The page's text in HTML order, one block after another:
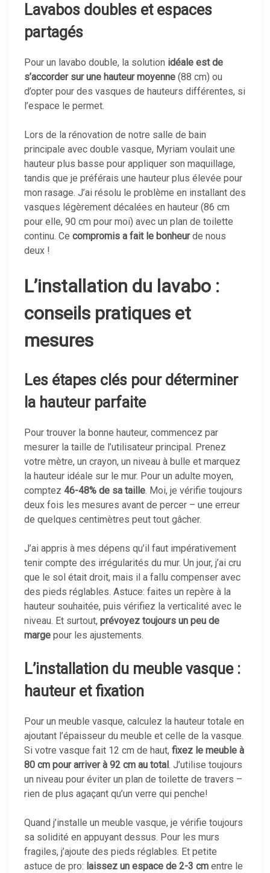
Lavabos doubles et espaces
partagés
Pour un lavabo double, la solution idéale est de
s’accorder sur une hauteur moyenne (88 cm) ou
d’opter pour des vasques de hauteurs différentes, si
l’espace le permet.
Lors de la rénovation de notre salle de bain
principale avec double vasque, Myriam voulait une
hauteur plus basse pour appliquer son maquillage,
tandis que je préférais une hauteur plus élevée pour
mon rasage. J’ai résolu le problème en installant des
vasques légèrement décalées en hauteur (86 cm
pour elle, 90 cm pour moi) avec un plan de toilette
continu. Ce compromis a fait le bonheurde nous
deux !
L’installation du lavabo :
conseils pratiques et
mesures
Les étapes clés pour déterminer
la hauteur parfaite
Pour trouver la bonne hauteur, commencez par
mesurer la taille de l’utilisateur principal. Prenez
votre mètre, un crayon, un niveau à bulle et marquez
la hauteur idéale sur le mur. Pour un adulte moyen,
comptez 46-48% de sa taille. Moi, je vérifie toujours
deux fois les mesures avant de percer – une erreur
de quelques centimètres peut tout gâcher.
J’ai appris à mes dépens qu’il faut impérativement
tenir compte des irrégularités du mur. Un jour, j’ai cru
que le sol était droit, mais il a fallu compenser avec
des pieds réglables. Astuce: faites un repère à la
hauteur souhaitée, puis vérifiez la verticalité avec le
niveau. Et surtout, prévoyez toujours un peu de
marge pour les ajustements.
L’installation du meuble vasque :
hauteur et fixation
Pour un meuble vasque, calculez la hauteur totale en
ajoutant l’épaisseur du meuble et celle de la vasque.
Si votre vasque fait 12 cm de haut, fixez le meuble à
80 cm pour arriver à 92 cm au total . J’utilise toujours
un niveau pour éviter un plan de toilette de travers –
rien de plus agaçant qu’un verre qui penche!
Quand j’installe un meuble vasque, je vérifie toujours
sa solidité en appuyant dessus. Pour les murs
fragiles, j’ajoute des pieds réglables. Et petite
astuce de pro: laissez un espace de 2-3 cm entre le